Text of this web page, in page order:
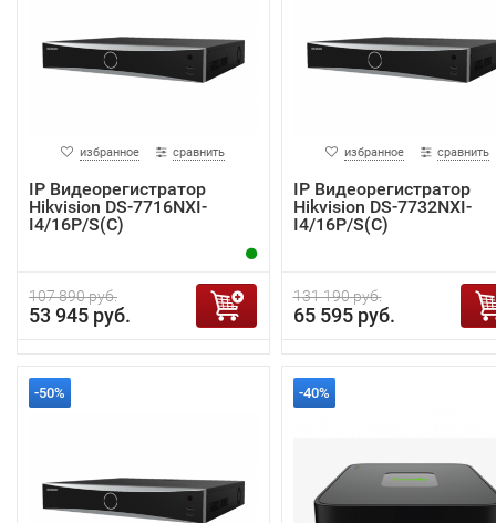
избранное сравнить
IP Видеорегистратор
Hikvision DS-7716NXI-
I4/16P/S(C)
107 890 руб.
53 945 руб.
избранное сравнить
IP Видеорегистратор
Hikvision DS-7732NXI-
I4/16P/S(C)
131 190 руб.
65 595 руб.
-50% -40%